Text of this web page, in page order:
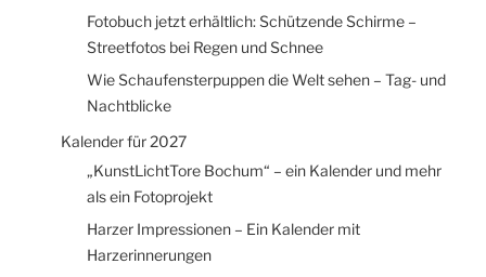
Fotobuch jetzt erhältlich: Schützende Schirme –
Streetfotos bei Regen und Schnee
Wie Schaufensterpuppen die Welt sehen – Tag- und
Nachtblicke
Kalender für 2027
„KunstLichtTore Bochum“ – ein Kalender und mehr
als ein Fotoprojekt
Harzer Impressionen – Ein Kalender mit
Harzerinnerungen